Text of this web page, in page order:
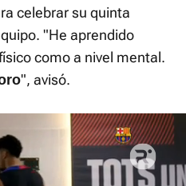
celebrar su quinta
"He aprendido
como a nivel mental.
", avisó.